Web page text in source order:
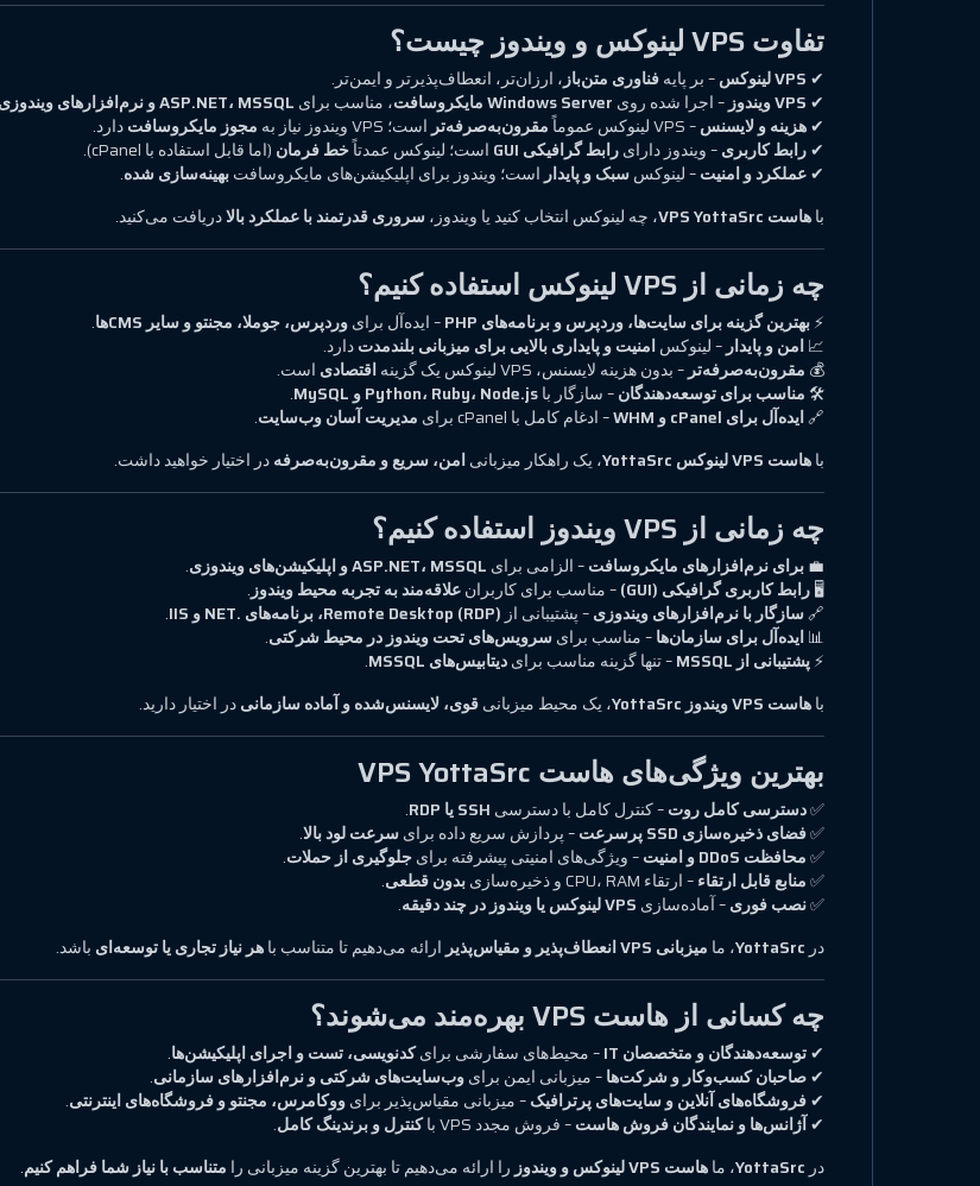
تفاوت VPS لینوکس و ویندوز چیست؟
✔ VPS لینوکس – بر پایهفناوری متن‌باز، ارزان‌تر، انعطاف‌پذیرتر و ایمن‌تر.
✔ VPS ویندوز – اجرا شده روی Windows Server مایکروسافت ، مناسب برای ASP.NET، MSSQL و نرم‌افزارهای ویندوزی
✔هزینه و لایسنس– VPS لینوکس عموماً مقرون‌به‌صرفه‌تر است؛ VPS ویندوز نیاز به مجوز مایکروسافتدارد.
✔رابط کاربری– ویندوز دارایرابط گرافیکی GUI است؛ لینوکس عمدتاًخط فرمان (اما قابل استفاده با cPanel).
✔عملکرد و امنیت– لینوکسسبک و پایدار است؛ ویندوز برای اپلیکیشن‌های مایکروسافتبهینه‌سازی شده.
باهاست VPS YottaSrc ، چه لینوکس انتخاب کنید یا ویندوز،سروری قدرتمند با عملکرد بالادریافت می‌کنید.
چه زمانی از VPS لینوکس استفاده کنیم؟
⚡بهترین گزینه برای سایت‌ها، وردپرس و برنامه‌های PHP – ایده‌آل برایوردپرس، جوملا، مجنتو و سایر CMSها
.
📈امن و پایدار – لینوکسامنیت و پایداری بالایی برای میزبانی بلندمدتدارد.
💰 مقرون‌به‌صرفه‌تر – بدون هزینه لایسنس، VPS لینوکس یک گزینه اقتصادی است.
🛠 مناسب برای توسعه‌دهندگان– سازگار باPython، Ruby، Node.js و MySQL
.
🔗ایده‌آل برای cPanel و WHM – ادغام کامل با cPanel برای مدیریت آسان وب‌سایت.
باهاست VPS لینوکس YottaSrc ، یک راهکار میزبانیامن، سریع و مقرون‌به‌صرفهدر اختیار خواهید داشت.
چه زمانی از VPS ویندوز استفاده کنیم؟
💼برای نرم‌افزارهای مایکروسافت– الزامی برای ASP.NET، MSSQL و اپلیکیشن‌های ویندوزی
.
🖥رابط کاربری گرافیکی (GUI) – مناسب برای کاربرانعلاقه‌مند به تجربه محیط ویندوز.
🔗سازگار با نرم‌افزارهای ویندوزی– پشتیبانی از Remote Desktop (RDP)، برنامه‌های .NET و IIS
.
📊ایده‌آل برای سازمان‌ها– مناسب برایسرویس‌های تحت ویندوز در محیط شرکتی.
⚡پشتیبانی از MSSQL – تنها گزینه مناسب برایدیتابیس‌های MSSQL
.
باهاست VPS ویندوز YottaSrc ، یک محیط میزبانیقوی، لایسنس‌شده و آماده سازمانیدر اختیار دارید.
بهترین ویژگی‌های هاست VPS YottaSrc
✅دسترسی کامل روت– کنترل کامل با دسترسی SSH یا RDP
.
✅فضای ذخیره‌سازی SSD پرسرعت – پردازش سریع داده برایسرعت لود بالا.
✅محافظت DDoS و امنیت – ویژگی‌های امنیتی پیشرفته برایجلوگیری از حملات.
✅منابع قابل ارتقاء– ارتقاء CPU، RAM و ذخیره‌سازی بدون قطعی.
✅نصب فوری– آماده‌سازی VPS لینوکس یا ویندوز در چند دقیقه
.
در YottaSrc، ما میزبانی VPS انعطاف‌پذیر و مقیاس‌پذیر ارائه می‌دهیم تا متناسب باهر نیاز تجاری یا توسعه‌ای باشد.
چه کسانی از هاست VPS بهره‌مند می‌شوند؟
✔توسعه‌دهندگان و متخصصان IT – محیط‌های سفارشی برایکدنویسی، تست و اجرای اپلیکیشن‌ها.
✔صاحبان کسب‌وکار و شرکت‌ها– میزبانی ایمن برایوب‌سایت‌های شرکتی و نرم‌افزارهای سازمانی.
✔فروشگاه‌های آنلاین و سایت‌های پرترافیک– میزبانی مقیاس‌پذیر برایووکامرس، مجنتو و فروشگاه‌های اینترنتی.
✔آژانس‌ها و نمایندگان فروش هاست– فروش مجدد VPS با کنترل و برندینگ کامل.
در YottaSrc، ماهاست VPS لینوکس و ویندوز را ارائه می‌دهیم تا بهترین گزینه میزبانی را متناسب با نیاز شما فراهم کنیم.